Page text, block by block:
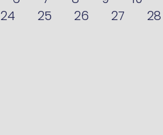
24 25 26 27 28